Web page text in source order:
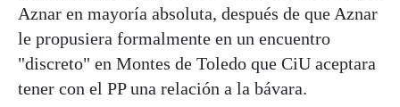
Aznar en mayoría absoluta, después de que Aznar
le propusiera formalmente en un encuentro
"discreto" en Montes de Toledo que CiU aceptara
tener con el PP una relación a la bávara.